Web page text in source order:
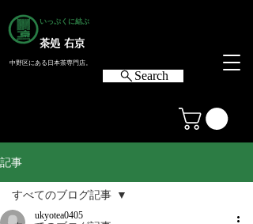
いっぷくに結ぶ
茶処 右京
中野区にある日本茶専門店。
Search
記事
すべてのブログ記事
ukyotea0405